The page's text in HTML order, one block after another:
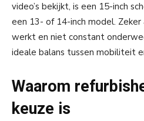
video’s bekijkt, is een 15-inch
een 13- of 14-inch model.
werkt en niet constant
ideale balans tussen mobiliteit
Waarom
keuze is